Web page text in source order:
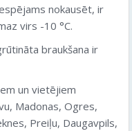
nokausēt, ir
virs -10 °C.
braukšana ir
un vietējiem
Madonas, Ogres,
Preiļu, Daugavpils,